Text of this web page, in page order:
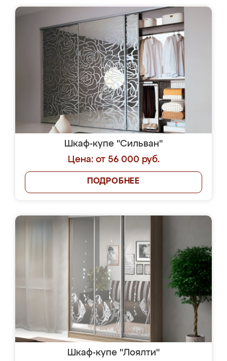
Шкаф-купе "Сильван"
Цена: от 56 000 руб.
ПОДРОБНЕЕ
Шкаф-купе "Лоялти"